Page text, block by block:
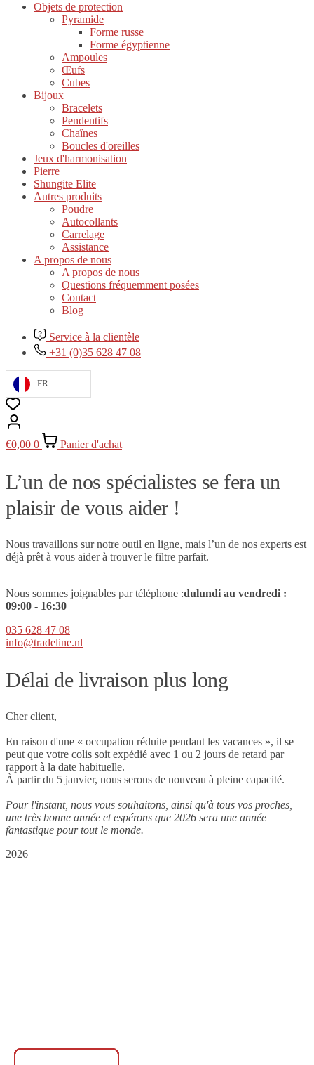
Objets de protection
Pyramide
Forme russe
Forme égyptienne
Ampoules
Œufs
Cubes
Bijoux
Bracelets
Pendentifs
Chaînes
Boucles d'oreilles
Jeux d'harmonisation
Pierre
Shungite Elite
Autres produits
Poudre
Autocollants
Carrelage
Assistance
A propos de nous
A propos de nous
Questions fréquemment posées
Contact
Blog
Service à la clientèle
+31 (0)35 628 47 08
FR
€0,00 0 Panier d'achat
L’un de nos spécialistes se fera un
plaisir de vous aider !
Nous travaillons sur notre outil en ligne, mais l’un de nos experts est
déjà prêt à vous aider à trouver le filtre parfait.
Nous sommes joignables par téléphone :dulundi au vendredi :
09:00 - 16:30
035 628 47 08
info@tradeline.nl
Délai de livraison plus long
Cher client,
En raison d'une « occupation réduite pendant les vacances », il se
peut que votre colis soit expédié avec 1 ou 2 jours de retard par
rapport à la date habituelle.
À partir du 5 janvier, nous serons de nouveau à pleine capacité.
Pour l'instant, nous vous souhaitons, ainsi qu'à tous vos proches,
une très bonne année et espérons que 2026 sera une année
fantastique pour tout le monde.
2026